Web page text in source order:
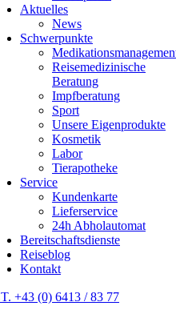
Aktuelles
News
Schwerpunkte
Reisemedizinische
Beratung
Impfberatung
Sport
Unsere Eigenprodukte
Kosmetik
Labor
Tierapotheke
Service
Kundenkarte
Lieferservice
24h Abholautomat
Bereitschaftsdienste
Reiseblog
Kontakt
T. +43 (0) 6413 / 83 77